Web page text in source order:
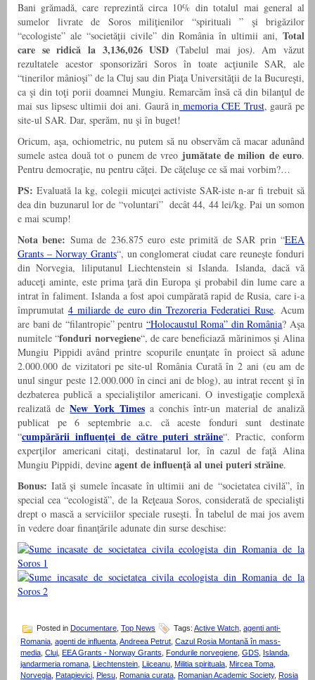
Bani grămadă, care reprezintă circa 10% din totalul mai general al
sumelor livrate de Soros miliţienilor “spirituali ” şi brigăzilor
“ecologiste” ale “societăţii civile” din România în ultimii ani, Total
care se ridică la 3,136,026 USD(Tabelul mai jos). Am văzut
rezultatele acestor sponsorizări Soros în toate acţiunile SAR, ale
“tinerilor mânioşi” de la Cluj sau din Piaţa Universităţii de la Bucureşti,
ca şi din toţi porii doamnei Mungiu. Remarcăm însă că din bilanţul de
mai sus lipsesc ultimii doi ani. Gaură in memoria CEE Trust, gaură pe
site-ul SAR. Dar, sperăm, nu şi în buget!
Oricum, aşa, ochiometric, nu putem să nu observăm că macar adunând
sumele astea două tot o punem de vreo jumătate de milion de euro.
Pentru democraţie, nu pentru căţei. De căţeluşe ce să mai vorbim?…
PS: Evaluată la kg, colegii micuţei activiste SAR-iste n-ar fi trebuit să
dea din buzunarul lor de “voluntari” decât 44, 44 lei/kg. Pai un somon
e mai scump!
Nota bene: Suma de 236.875 euro este primită de SAR prin “EEA
Grants – Norway Grants“, un conglomerat ciudat care reuneşte fonduri
din Norvegia, liliputanul Liechtenstein si Islanda. Islanda, dacă vă
aduceţi aminte, este prima ţară din Europa şi probabil din lume care a
intrat în faliment. Islanda a fost apoi cumpărată rapid de Rusia, care i-a
împrumutat 4 miliarde de euro din Trezoreria Federatiei Ruse. Acum
are bani de “filantropie” pentru “Holocaustul Roma” din România? Aşa
numitele “fonduri norvegiene“, de care beneficiază mărinimos şi Alina
Mungiu Pippidi având printre scopurile enunţate în proiect să adune
2.000.000 de vizitatori pe site-ul România Curată în 2 ani (eu am de
unul singur peste 12.000.000 în cinci ani de blog), au intrat recent şi în
dezbaterea publică a specialiştilor americani. O investigaţie complexă
realizată deNew York Timesa conchis într-un material de analiză
publicat pe 6 septembrie a.c. că aceste fonduri sunt destinate
“cumpărării influenţei de către puteri străine“. Practic, conform
experţilor americani citaţi, destinatarul lor, în cazul de faţă Alina
Mungiu Pippidi, devine agent de influenţă al unei puteri străine.
Bonus: Iată şi sumele încasate în ultimii ani de “societatea civilă”, în
special cea “ecologistă”, de la Reţeaua Soros, considerată de specialişti
drept o mască a serviciilor speciale ruseşti. În tabelul de mai jos avem
în vedere doar finanţările adunate din surse deschise:
Posted in Documentare Top News Tags: Active Watch agenti anti-
Romania, agenti de influenta, Andreea Petrut, Cazul Roșia Montană în mass-
media, Cluj, EEA Grants - Norway Grants, Fondurile norvegiene, GDS, Islanda,
jandarmeria romana, Liechtenstein, Liiceanu, Militia spirituala, Mircea Toma,
Norvegia, Patapievici, Plesu, Romania curata, Romanian Academic Society, Rosia